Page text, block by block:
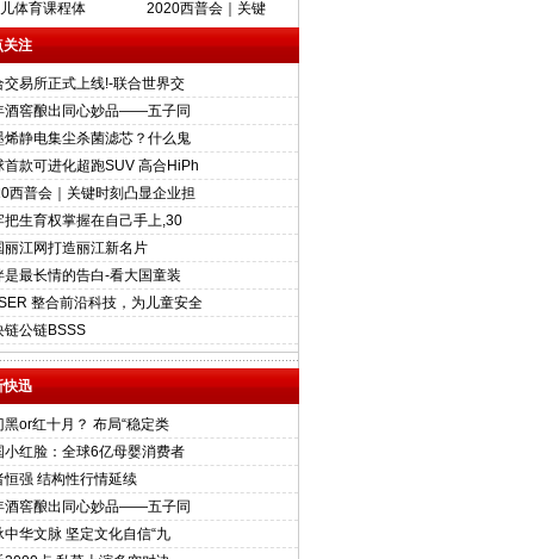
体育课程体 2020西普会｜关键
关注
交易所正式上线!-联合世界交
酒窖酿出同心妙品——五子同
烯静电集尘杀菌滤芯？什么鬼
首款可进化超跑SUV 高合HiPh
西普会｜关键时刻凸显企业担
把生育权掌握在自己手上,30
丽江网打造丽江新名片
是最长情的告白-看大国童装
整合前沿科技，为儿童安全
链公链BSSS
快迅
黑or红十月？ 布局“稳定类
小红脸：全球6亿母婴消费者
恒强 结构性行情延续
酒窖酿出同心妙品——五子同
中华文脉 坚定文化自信“九